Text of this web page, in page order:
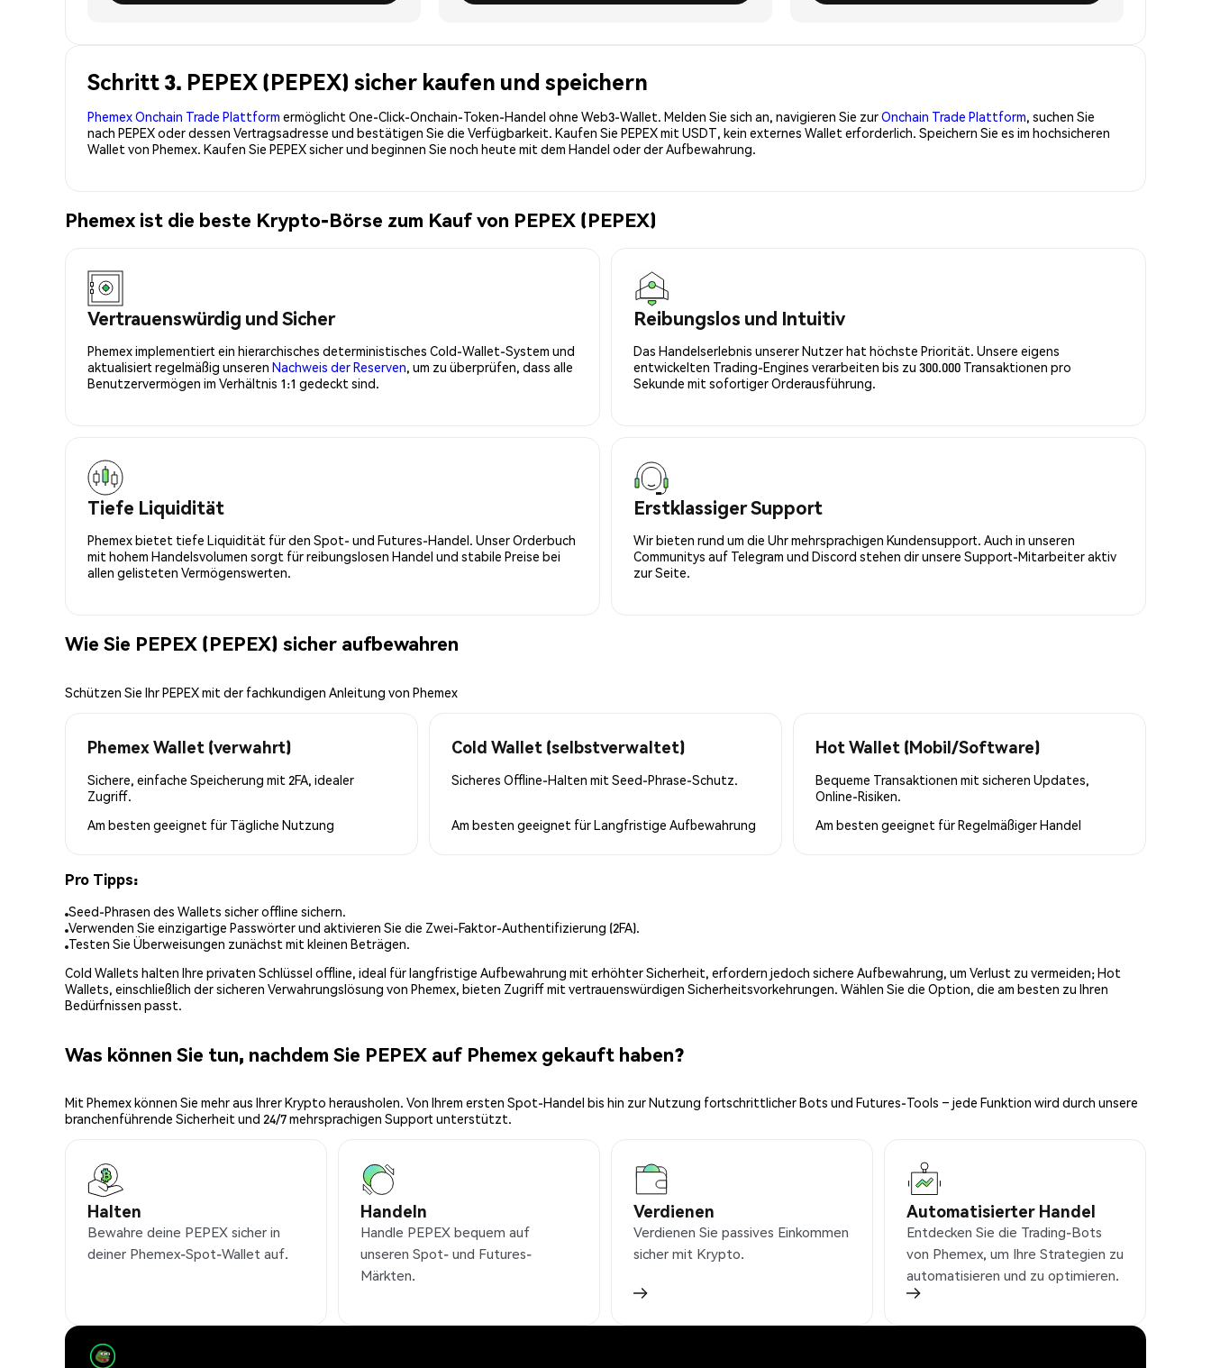
Schritt 3. PEPEX (PEPEX) sicher kaufen und speichern
Phemex Onchain Trade Plattform ermöglicht One-Click-Onchain-Token-Handel ohne Web3-Wallet. Melden Sie sich an, navigieren Sie zurOnchain Trade Plattform, suchen Sie
nach PEPEX oder dessen Vertragsadresse und bestätigen Sie die Verfügbarkeit. Kaufen Sie PEPEX mit USDT, kein externes Wallet erforderlich. Speichern Sie es im hochsicheren
Wallet von Phemex. Kaufen Sie PEPEX sicher und beginnen Sie noch heute mit dem Handel oder der Aufbewahrung.
Phemex ist die beste Krypto-Börse zum Kauf von PEPEX (PEPEX)
Vertrauenswürdig und Sicher
Phemex implementiert ein hierarchisches deterministisches Cold-Wallet-System und
aktualisiert regelmäßig unseren Nachweis der Reserven, um zu überprüfen, dass alle
Benutzervermögen im Verhältnis 1:1 gedeckt sind.
Reibungslos und Intuitiv
Das Handelserlebnis unserer Nutzer hat höchste Priorität. Unsere eigens
entwickelten Trading-Engines verarbeiten bis zu 300.000 Transaktionen pro
Sekunde mit sofortiger Orderausführung.
Tiefe Liquidität
Phemex bietet tiefe Liquidität für den Spot- und Futures-Handel. Unser Orderbuch
mit hohem Handelsvolumen sorgt für reibungslosen Handel und stabile Preise bei
allen gelisteten Vermögenswerten.
Erstklassiger Support
Wir bieten rund um die Uhr mehrsprachigen Kundensupport. Auch in unseren
Communitys auf Telegram und Discord stehen dir unsere Support-Mitarbeiter aktiv
zur Seite.
Wie Sie PEPEX (PEPEX) sicher aufbewahren
Schützen Sie Ihr PEPEX mit der fachkundigen Anleitung von Phemex
Phemex Wallet (verwahrt)
Sichere, einfache Speicherung mit 2FA, idealer
Zugriff.
Am besten geeignet für Tägliche Nutzung
Cold Wallet (selbstverwaltet)
Sicheres Offline-Halten mit Seed-Phrase-Schutz.
Am besten geeignet fürLangfristige Aufbewahrung
Hot Wallet (Mobil/Software)
Bequeme Transaktionen mit sicheren Updates,
Online-Risiken.
Am besten geeignet fürRegelmäßiger Handel
Pro Tipps:
Seed-Phrasen des Wallets sicher offline sichern.
Verwenden Sie einzigartige Passwörter und aktivieren Sie die Zwei-Faktor-Authentifizierung (2FA).
Testen Sie Überweisungen zunächst mit kleinen Beträgen.
Cold Wallets halten Ihre privaten Schlüssel offline, ideal für langfristige Aufbewahrung mit erhöhter Sicherheit, erfordern jedoch sichere Aufbewahrung, um Verlust zu vermeiden; Hot
Wallets, einschließlich der sicheren Verwahrungslösung von Phemex, bieten Zugriff mit vertrauenswürdigen Sicherheitsvorkehrungen. Wählen Sie die Option, die am besten zu Ihren
Bedürfnissen passt.
Was können Sie tun, nachdem Sie PEPEX auf Phemex gekauft haben?
Mit Phemex können Sie mehr aus Ihrer Krypto herausholen. Von Ihrem ersten Spot-Handel bis hin zur Nutzung fortschrittlicher Bots und Futures-Tools – jede Funktion wird durch unsere
branchenführende Sicherheit und 24/7 mehrsprachigen Support unterstützt.
Halten
Bewahre deine PEPEX sicher in
deiner Phemex-Spot-Wallet auf.
Handeln
Handle PEPEX bequem auf
unseren Spot- und Futures-
Märkten.
Verdienen
Verdienen Sie passives Einkommen
sicher mit Krypto.
Automatisierter Handel
Entdecken Sie die Trading-Bots
von Phemex, um Ihre Strategien zu
automatisieren und zu optimieren.